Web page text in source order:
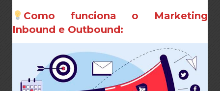
Como funciona o Marketing
Inbound e Outbound: